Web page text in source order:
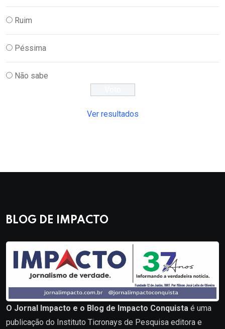
Ruim
Péssima
Não sabe
Ver resultados
BLOG DE IMPACTO
O Jornal Impacto e o Blog de Impacto Conquista é uma
publicação do Instituto Ticronays de Pesquisa editora e